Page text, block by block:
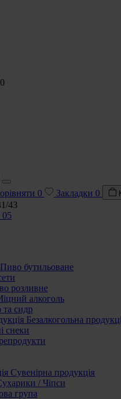
0 Закладки 0
43
05
Пиво бутильоване
розливне
алкоголь
сидр
Безалкогольна
снеки
Сувенірна продукція
/ Чіпси
група